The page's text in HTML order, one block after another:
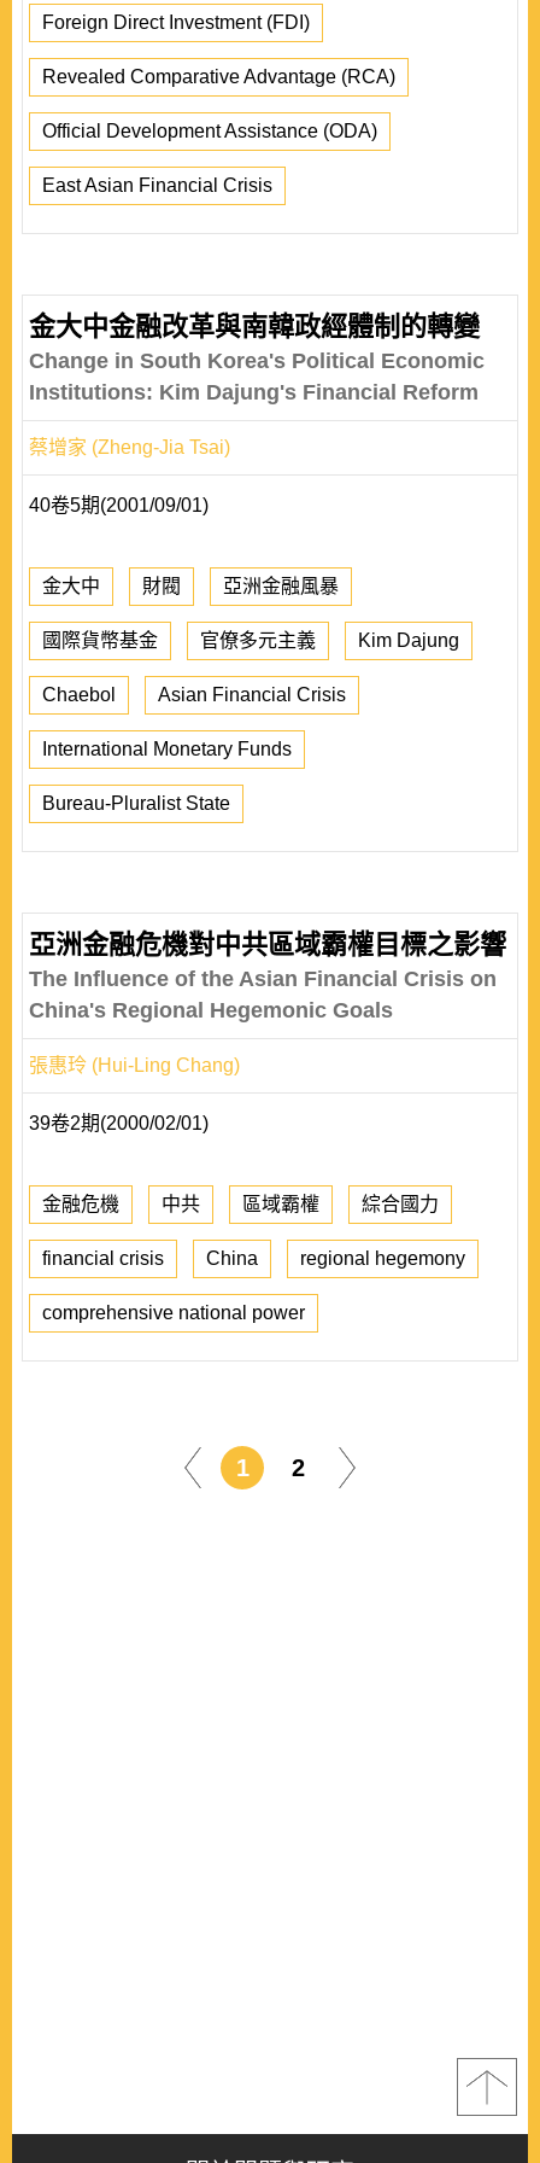
Foreign Direct Investment (FDI)
Revealed Comparative Advantage (RCA)
Official Development Assistance (ODA)
East Asian Financial Crisis
金大中金融改革與南韓政經體制的轉變
Change in South Korea's Political Economic
Institutions: Kim Dajung's Financial Reform
蔡增家 (Zheng-Jia Tsai)
40卷5期(2001/09/01)
金大中 財閥 亞洲金融風暴
國際貨幣基金 官僚多元主義 Kim Dajung
Chaebol Asian Financial Crisis
International Monetary Funds
Bureau-Pluralist State
亞洲金融危機對中共區域霸權目標之影響
The Influence of the Asian Financial Crisis on
China's Regional Hegemonic Goals
張惠玲 (Hui-Ling Chang)
39卷2期(2000/02/01)
金融危機 中共 區域霸權 綜合國力
financial crisis China regional hegemony
comprehensive national power
1 2